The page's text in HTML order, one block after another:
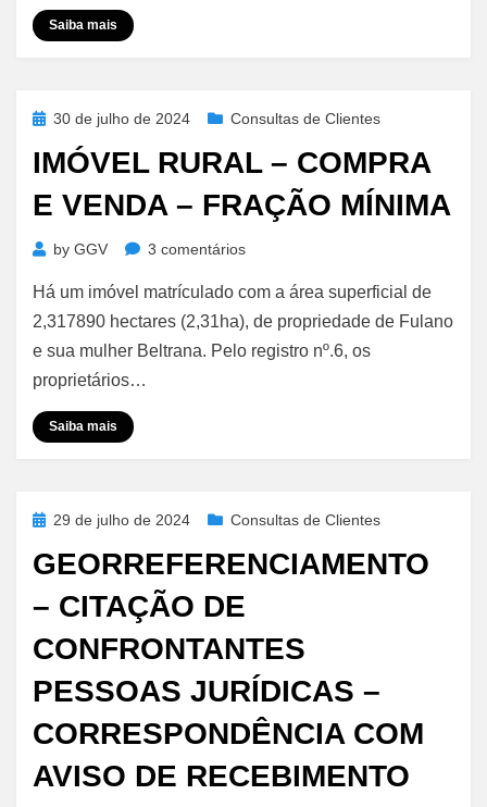
Própria
Saiba mais
Posted
30 de julho de 2024 Consultas de Clientes
IMÓVEL RURAL – COMPRA
E VENDA – FRAÇÃO MÍNIMA
by GGV 3 comentáriosem
Rural
Compra
Há um imóvel matrículado com a área superficial de
2,317890 hectares (2,31ha), de propriedade de Fulano
e sua mulher Beltrana. Pelo registro nº.6, os
proprietários…
Saiba mais
Posted29 de julho de 2024 Consultas de Clientes
GEORREFERENCIAMENTO
– CITAÇÃO DE
CONFRONTANTES
PESSOAS JURÍDICAS –
CORRESPONDÊNCIA COM
AVISO DE RECEBIMENTO